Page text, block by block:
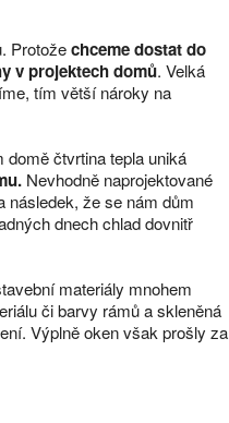
Protožechceme dostat do
v projektech domů. Velká
tím větší nároky na
domě čtvrtina tepla uniká
Nevhodně naprojektované
následek, že se nám dům
dnech chlad dovnitř
materiály mnohem
či barvy rámů a skleněná
Výplně oken však prošly za